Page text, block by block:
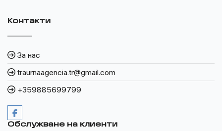
Контакти
За нас
traurnaagencia.tr@gmail.com
+359885699799
Обслужване на клиенти